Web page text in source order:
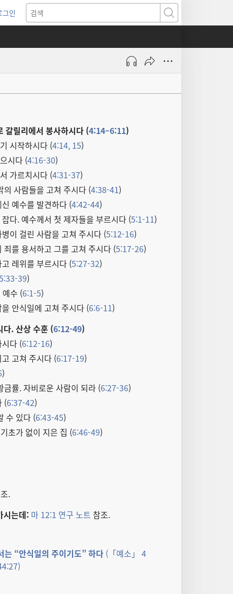
그인
로운
검색
갈릴리에서 봉사하시다 (4:14–6:11)
시작하시다 (4:14, 15)
시다 (4:16-30)
가르치시다 (4:31-37)
의 사람들을 고쳐 주시다 (4:38-41)
예수를 발견하다 (4:42-44)
다. 예수께서 첫 제자들을 부르시다 (5:1-11)
이 걸린 사람을 고쳐 주시다 (5:12-16)
죄를 용서하고 그를 고쳐 주시다 (5:17-26)
레위를 부르시다 (5:27-32)
39)
예수 (6:1-5)
안식일에 고쳐 주시다 (6:6-11)
다. 산상 수훈 (6:12-49)
다 (6:12-16)
고쳐 주시다 (6:17-19)
)
금률. 자비로운 사람이 되라 (6:27-36)
(6:37-42)
수 있다 (6:43-45)
초가 없이 지은 집 (6:46-49)
.
시는데: 마 12:1 연구 노트 참조.
는 “안식일​의 주​이기도” 하다 (「예소」 4